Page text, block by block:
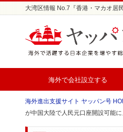
大湾区情報 No.7『香港・マカオ居
海外で会社設立する
海外進出支援サイト ヤッパン号
が中国大陸で人民元口座開設可能に